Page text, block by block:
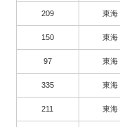
209 東海
150 東海
97 東海
335 東海
211 東海